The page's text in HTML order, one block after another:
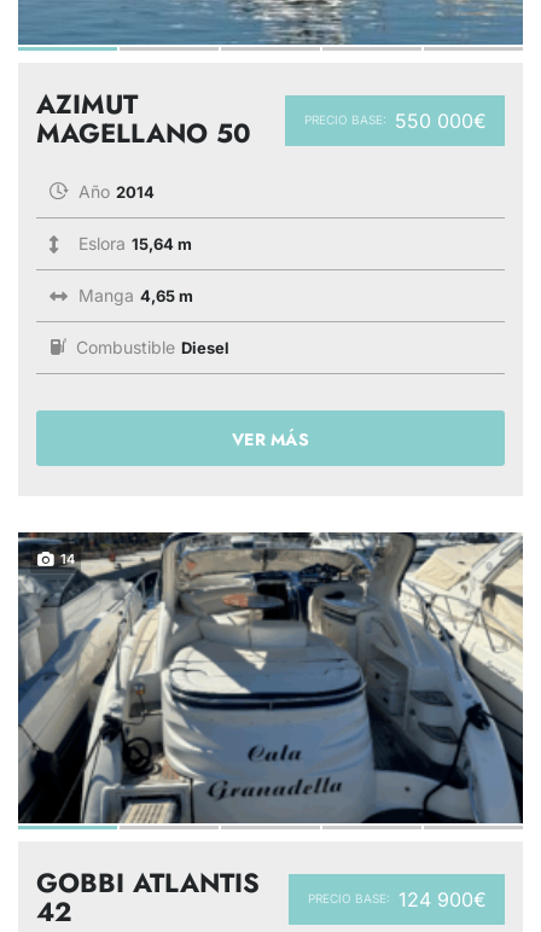
PRECIO BASE: 550 000€
AZIMUT
MAGELLANO 50
Año 2014
Eslora 15,64 m
Manga 4,65 m
Combustible Diesel
VER MÁS
14
PRECIO BASE: 124 900€
GOBBI ATLANTIS
42